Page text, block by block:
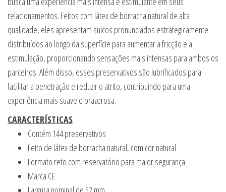
relacionamentos. Feitos com látex de borracha natural de alta
qualidade, eles apresentam sulcos pronunciados estrategicamente
distribuídos ao longo da superfície para aumentar a fricção e a
estimulação, proporcionando sensações mais intensas para ambos os
parceiros. Além disso, esses preservativos são lubrificados para
facilitar a penetração e reduzir o atrito, contribuindo para uma
experiência mais suave e prazerosa.
CARACTERÍSTICAS:
Contém 144 preservativos
Feito de látex de borracha natural, com cor natural
Formato reto com reservatório para maior segurança
Marca CE